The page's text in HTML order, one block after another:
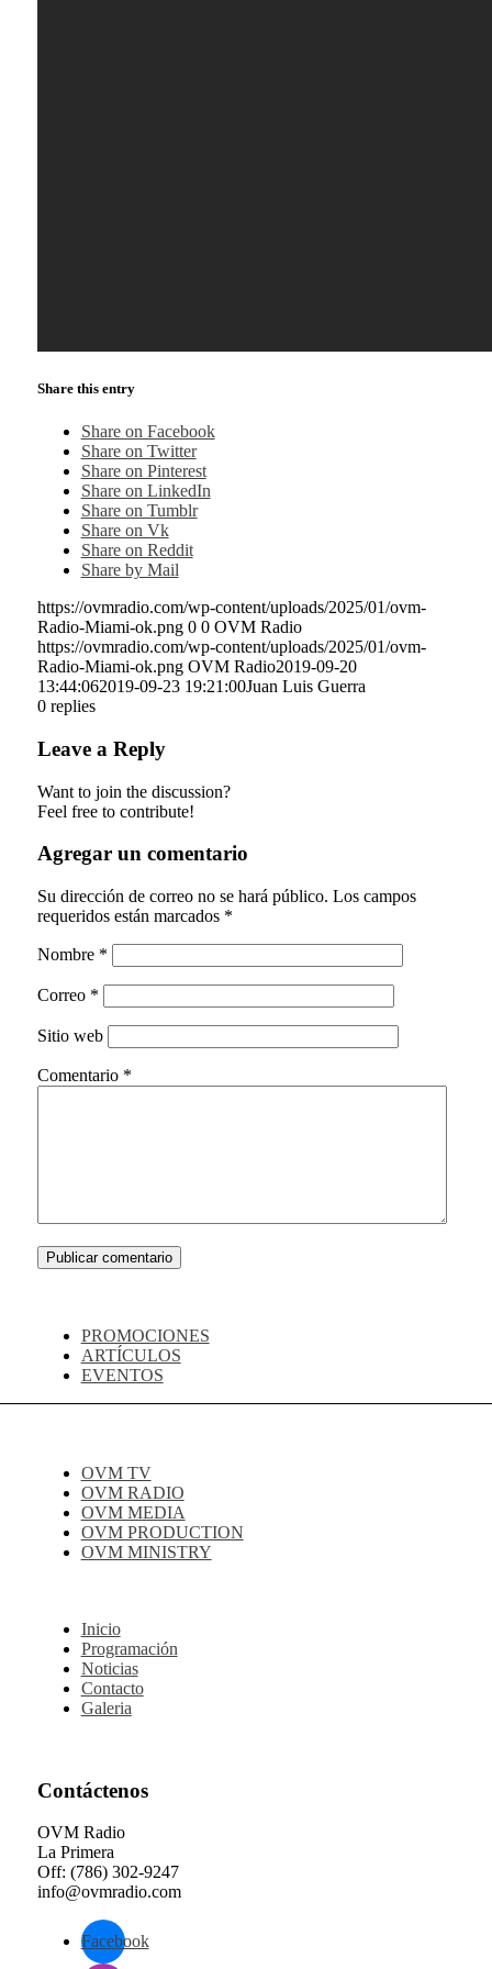
Share this entry
Share on Facebook
Share on Twitter
Share on Pinterest
Share on LinkedIn
Share on Tumblr
Share on Vk
Share on Reddit
Share by Mail
https://ovmradio.com/wp-content/uploads/2025/01/ovm-
Radio-Miami-ok.png 0 0 OVM Radio
https://ovmradio.com/wp-content/uploads/2025/01/ovm-
Radio-Miami-ok.png OVM Radio2019-09-20
13:44:062019-09-23 19:21:00Juan Luis Guerra
0 replies
Leave a Reply
Want to join the discussion?
Feel free to contribute!
Agregar un comentario
Su dirección de correo no se hará público. Los campos
requeridos están marcados *
Nombre *
Correo *
Sitio web
Comentario *
PROMOCIONES
ARTÍCULOS
EVENTOS
OVM TV
OVM RADIO
OVM MEDIA
OVM PRODUCTION
OVM MINISTRY
Inicio
Programación
Noticias
Contacto
Galeria
Contáctenos
OVM Radio
La Primera
Off: (786) 302-9247
info@ovmradio.com
Facebook